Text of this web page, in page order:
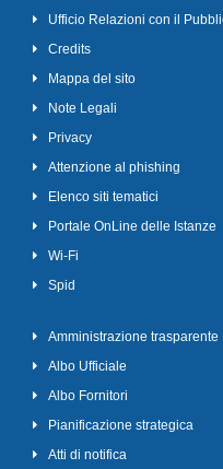
Ufficio Relazioni con il
Credits
Mappa del sito
Note Legali
Privacy
Attenzione al phishing
Elenco siti tematici
Portale OnLine delle Istanze
Wi-Fi
Spid
Amministrazione trasparente
Albo Ufficiale
Albo Fornitori
Pianificazione strategica
Atti di notifica